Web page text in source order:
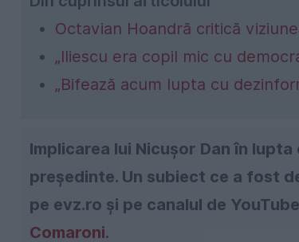
Octavian Hoandră critică
„Iliescu era copil mic cu
„Bifează acum lupta cu
Implicarea lui Nicușor Dan în
președinte. Un subiect ce a fost
pe evz.ro și pe canalul de
Comaroni.